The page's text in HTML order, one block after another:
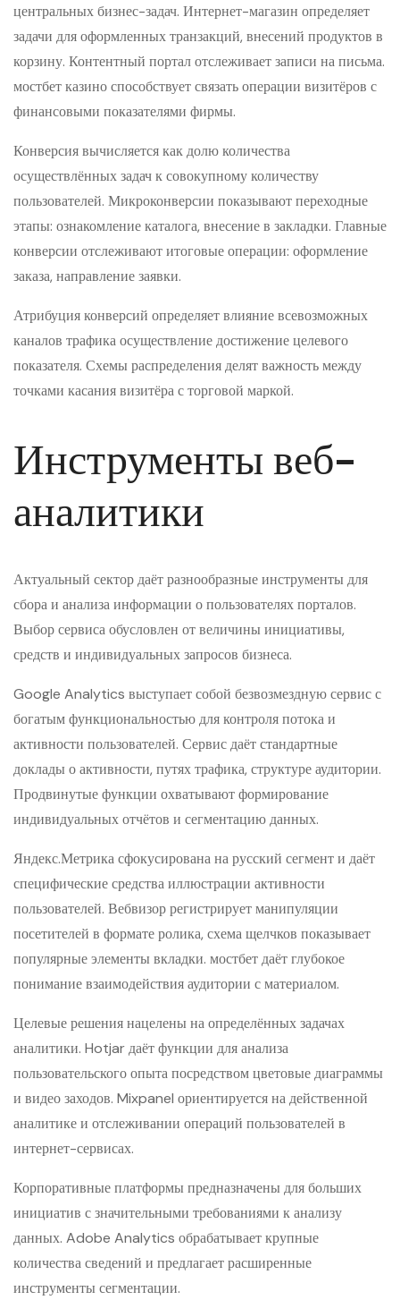
центральных бизнес-задач. Интернет-магазин определяет
задачи для оформленных транзакций, внесений продуктов в
корзину. Контентный портал отслеживает записи на письма.
мостбет казино способствует связать операции визитёров с
финансовыми показателями фирмы.
Конверсия вычисляется как долю количества
осуществлённых задач к совокупному количеству
пользователей. Микроконверсии показывают переходные
этапы: ознакомление каталога, внесение в закладки. Главные
конверсии отслеживают итоговые операции: оформление
заказа, направление заявки.
Атрибуция конверсий определяет влияние всевозможных
каналов трафика осуществление достижение целевого
показателя. Схемы распределения делят важность между
точками касания визитёра с торговой маркой.
Инструменты веб-
аналитики
Актуальный сектор даёт разнообразные инструменты для
сбора и анализа информации о пользователях порталов.
Выбор сервиса обусловлен от величины инициативы,
средств и индивидуальных запросов бизнеса.
Google Analytics выступает собой безвозмездную сервис с
богатым функциональностью для контроля потока и
активности пользователей. Сервис даёт стандартные
доклады о активности, путях трафика, структуре аудитории.
Продвинутые функции охватывают формирование
индивидуальных отчётов и сегментацию данных.
Яндекс.Метрика сфокусирована на русский сегмент и даёт
специфические средства иллюстрации активности
пользователей. Вебвизор регистрирует манипуляции
посетителей в формате ролика, схема щелчков показывает
популярные элементы вкладки. мостбет даёт глубокое
понимание взаимодействия аудитории с материалом.
Целевые решения нацелены на определённых задачах
аналитики. Hotjar даёт функции для анализа
пользовательского опыта посредством цветовые диаграммы
и видео заходов. Mixpanel ориентируется на действенной
аналитике и отслеживании операций пользователей в
интернет-сервисах.
Корпоративные платформы предназначены для больших
инициатив с значительными требованиями к анализу
данных. Adobe Analytics обрабатывает крупные
количества сведений и предлагает расширенные
инструменты сегментации.